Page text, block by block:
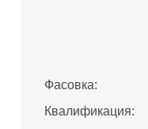
Фасовка:
Квалификация: